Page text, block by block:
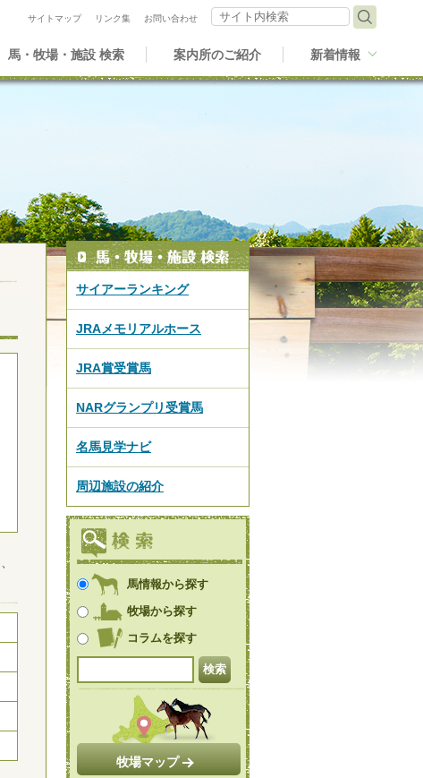
馬・牧場・施設 検索 案内所のご紹介 新着情報
サイトマップ リンク集 お問い合わせ
サイト内検索
サイアーランキング
JRAメモリアルホース
JRA賞受賞馬
NARグランプリ受賞馬
名馬見学ナビ
周辺施設の紹介
馬情報から探す
牧場から探す
コラムを探す
牧場マップ